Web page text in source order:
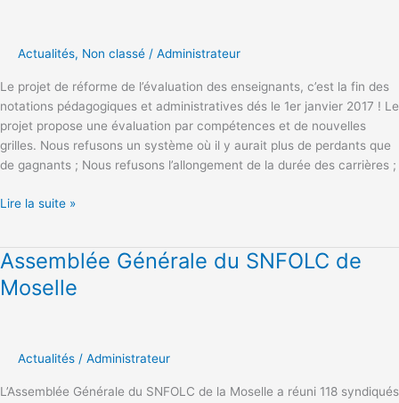
Actualités, Non classé / Administrateur
Le projet de réforme de l’évaluation des enseignants, c’est la fin des
notations pédagogiques et administratives dés le 1er janvier 2017 ! Le
projet propose une évaluation par compétences et de nouvelles
grilles. Nous refusons un système où il y aurait plus de perdants que
de gagnants ; Nous refusons l’allongement de la durée des carrières ;
l’évaluation
enseignants
!
Lire la suite »
Assemblée Générale du SNFOLC de
Moselle
Actualités / Administrateur
L’Assemblée Générale du SNFOLC de la Moselle a réuni 118 syndiqués
Assemblée
Générale
du
Moselle